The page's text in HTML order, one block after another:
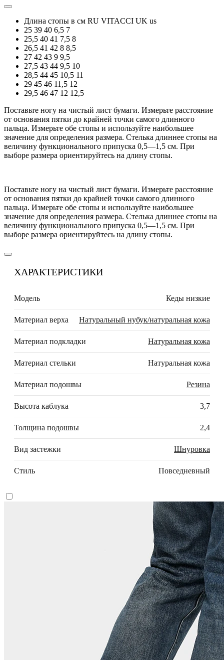
Длина стопы в см RU VITACCI UK us
25 39 40 6,5 7
25,5 40 41 7,5 8
26,5 41 42 8 8,5
27 42 43 9 9,5
27,5 43 44 9,5 10
28,5 44 45 10,5 11
29 45 46 11,5 12
29,5 46 47 12 12,5
Поставьте ногу на чистый лист бумаги. Измерьте расстояние
от основания пятки до крайней точки самого длинного
пальца. Измерьте обе стопы и используйте наибольшее
значение для определения размера. Стелька длиннее стопы на
величину функционального припуска 0,5—1,5 см. При
выборе размера ориентируйтесь на длину стопы.
Поставьте ногу на чистый лист бумаги. Измерьте расстояние
от основания пятки до крайней точки самого длинного
пальца. Измерьте обе стопы и используйте наибольшее
значение для определения размера. Стелька длиннее стопы на
величину функционального припуска 0,5—1,5 см. При
выборе размера ориентируйтесь на длину стопы.
ХАРАКТЕРИСТИКИ
Модель Кеды низкие
Материал верха Натуральный нубук/натуральная кожа
Материал подкладки Натуральная кожа
Материал стельки Натуральная кожа
Материал подошвы Резина
Высота каблука 3,7
Толщина подошвы 2,4
Вид застежки Шнуровка
Стиль Повседневный